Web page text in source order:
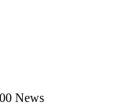
News